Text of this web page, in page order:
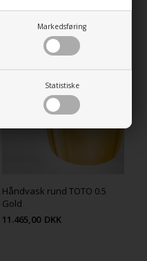
Markedsføring
Statistiske
Håndvask rund TOTO 0.5
Gold
11.465,00 DKK